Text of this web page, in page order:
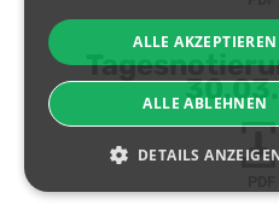
ALLE AKZEPTIEREN
ALLE ABLEHNEN
DETAILS